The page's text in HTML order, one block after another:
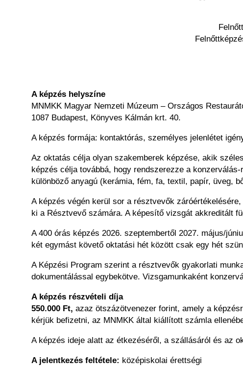
A képzés helyszíne
MNMKK Magyar Nemzeti Múzeum – Országos
1087 Budapest, Könyves Kálmán krt. 40.
A képzés formája: kontaktórás, személyes jelenlétet
Az oktatás célja olyan szakemberek képzése, akik
képzés célja továbbá, hogy rendszerezze a
különböző anyagú (kerámia, fém, fa, textil, papír, üveg,
A képzés végén kerül sor a résztvevők
ki a Résztvevő számára. A képesítő vizsgát akkreditált
A 400 órás képzés 2026. szeptembertől 2027. május/
két egymást követő oktatási hét között csak egy hét
A Képzési Program szerint a résztvevők gyakorlati
dokumentálással egybekötve. Vizsgamunkaként
A képzés részvételi díja
550.000 Ft, azaz ötszázötvenezer forint, amely a
kérjük befizetni, az MNMKK által kiállított számla
A képzés ideje alatt az étkezéséről, a szállásáról és az
A jelentkezés feltétele: középiskolai érettségi